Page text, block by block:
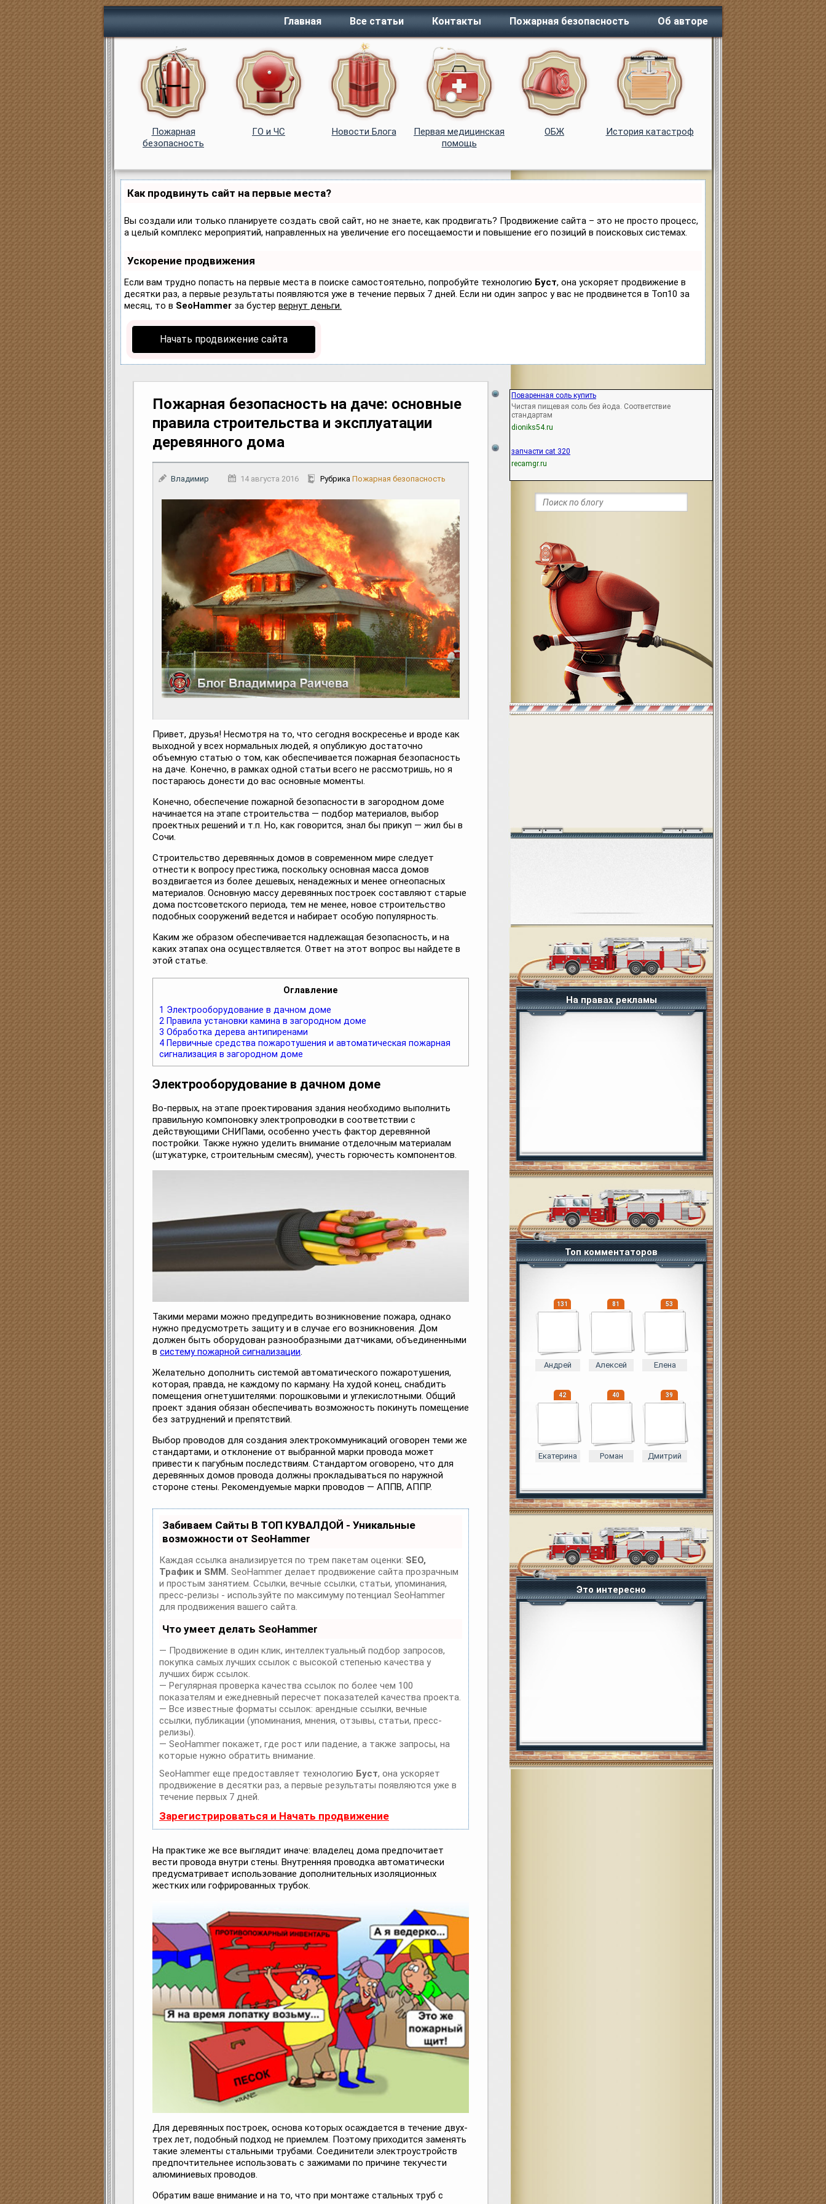
Главная Все статьи Контакты Пожарная безопасность Об авторе
Пожарная
безопасность
ГО и ЧС Новости Блога
Первая медицинская
помощь
ОБЖ История катастроф
Как продвинуть сайт на первые места?
Вы создали или только планируете создать свой сайт, но не знаете, как продвигать? Продвижение сайта – это не просто процесс,
а целый комплекс мероприятий, направленных на увеличение его посещаемости и повышение его позиций в поисковых системах.
Ускорение продвижения
Если вам трудно попасть на первые места в поиске самостоятельно, попробуйте технологию Буст, она ускоряет продвижение в
десятки раз, а первые результаты появляются уже в течение первых 7 дней. Если ни один запрос у вас не продвинется в Топ10 за
месяц, то в SeoHammer за бустер вернут деньги.
Начать продвижение сайта
Пожарная безопасность на даче: основные
правила строительства и эксплуатации
деревянного дома
Владимир 14 августа 2016 Рубрика Пожарная безопасность
Привет, друзья! Несмотря на то, что сегодня воскресенье и вроде как
выходной у всех нормальных людей, я опубликую достаточно
объемную статью о том, как обеспечивается пожарная безопасность
на даче. Конечно, в рамках одной статьи всего не рассмотришь, но я
постараюсь донести до вас основные моменты.
Конечно, обеспечение пожарной безопасности в загородном доме
начинается на этапе строительства — подбор материалов, выбор
проектных решений и т.п. Но, как говорится, знал бы прикуп — жил бы в
Сочи.
Строительство деревянных домов в современном мире следует
отнести к вопросу престижа, поскольку основная масса домов
воздвигается из более дешевых, ненадежных и менее огнеопасных
материалов. Основную массу деревянных построек составляют старые
дома постсоветского периода, тем не менее, новое строительство
подобных сооружений ведется и набирает особую популярность.
Каким же образом обеспечивается надлежащая безопасность, и на
каких этапах она осуществляется. Ответ на этот вопрос вы найдете в
этой статье.
Оглавление
1 Электрооборудование в дачном доме
2 Правила установки камина в загородном доме
3 Обработка дерева антипиренами
4 Первичные средства пожаротушения и автоматическая пожарная
сигнализация в загородном доме
Электрооборудование в дачном доме
Во-первых, на этапе проектирования здания необходимо выполнить
правильную компоновку электропроводки в соответствии с
действующими СНИПами, особенно учесть фактор деревянной
постройки. Также нужно уделить внимание отделочным материалам
(штукатурке, строительным смесям), учесть горючесть компонентов.
Такими мерами можно предупредить возникновение пожара, однако
нужно предусмотреть защиту и в случае его возникновения. Дом
должен быть оборудован разнообразными датчиками, объединенными
в систему пожарной сигнализации.
Желательно дополнить системой автоматического пожаротушения,
которая, правда, не каждому по карману. На худой конец, снабдить
помещения огнетушителями: порошковыми и углекислотными. Общий
проект здания обязан обеспечивать возможность покинуть помещение
без затруднений и препятствий.
Выбор проводов для создания электрокоммуникаций оговорен теми же
стандартами, и отклонение от выбранной марки провода может
привести к пагубным последствиям. Стандартом оговорено, что для
деревянных домов провода должны прокладываться по наружной
стороне стены. Рекомендуемые марки проводов — АППВ, АППР.
Забиваем Сайты В ТОП КУВАЛДОЙ - Уникальные
возможности от SeoHammer
Каждая ссылка анализируется по трем пакетам оценки: SEO,
Трафик и SMM. SeoHammer делает продвижение сайта прозрачным
и простым занятием. Ссылки, вечные ссылки, статьи, упоминания,
пресс-релизы - используйте по максимуму потенциал SeoHammer
для продвижения вашего сайта.
Что умеет делать SeoHammer
— Продвижение в один клик, интеллектуальный подбор запросов,
покупка самых лучших ссылок с высокой степенью качества у
лучших бирж ссылок.
— Регулярная проверка качества ссылок по более чем 100
показателям и ежедневный пересчет показателей качества проекта.
— Все известные форматы ссылок: арендные ссылки, вечные
ссылки, публикации (упоминания, мнения, отзывы, статьи, пресс-
релизы).
— SeoHammer покажет, где рост или падение, а также запросы, на
которые нужно обратить внимание.
SeoHammer еще предоставляет технологию Буст, она ускоряет
продвижение в десятки раз, а первые результаты появляются уже в
течение первых 7 дней.
Зарегистрироваться и Начать продвижение
На практике же все выглядит иначе: владелец дома предпочитает
вести провода внутри стены. Внутренняя проводка автоматически
предусматривает использование дополнительных изоляционных
жестких или гофрированных трубок.
Для деревянных построек, основа которых осаждается в течение двух-
трех лет, подобный подход не приемлем. Поэтому приходится заменять
такие элементы стальными трубами. Соединители электроустройств
предпочтительнее использовать с зажимами по причине текучести
алюминиевых проводов.
Обратим ваше внимание и на то, что при монтаже стальных труб с
Поваренная соль купить
Чистая пищевая соль без йода. Соответствие
стандартам
dioniks54.ru
запчасти cat 320
recamgr.ru
На правах рекламы
Топ комментаторов
131
Андрей
81
Алексей
53
Елена
42
Екатерина
40
Роман
39
Дмитрий
Это интересно